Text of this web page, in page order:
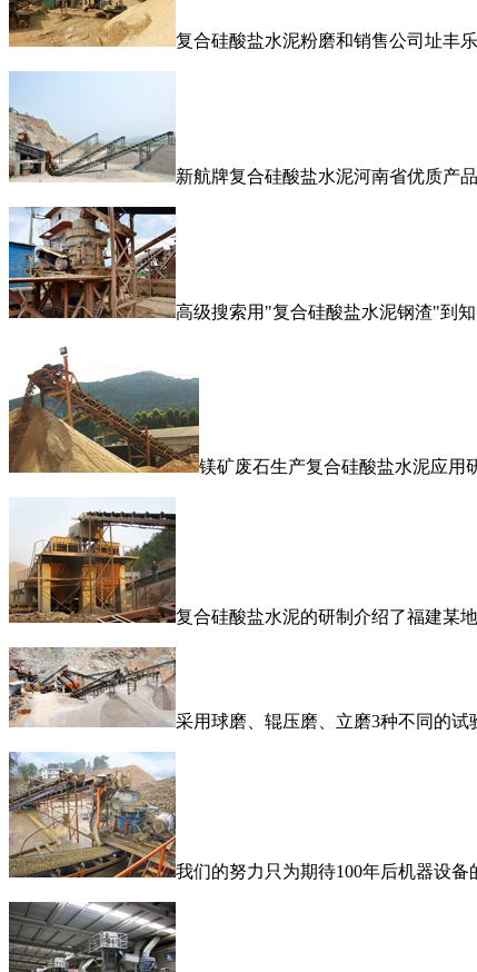
复合硅酸盐水泥粉磨和销售公司址丰
新航牌复合硅酸盐水泥河南省优质产
高级搜索用"复合硅酸盐水泥钢渣"到
镁矿废石生产复合硅酸盐水泥应用
复合硅酸盐水泥的研制介绍了福建某
采用球磨、辊压磨、立磨3种不同的
我们的努力只为期待100年后机器设